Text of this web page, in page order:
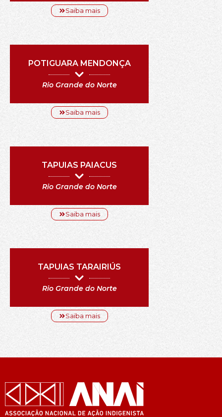
Saiba mais
POTIGUARA MENDONÇA
Rio Grande do Norte
Saiba mais
TAPUIAS PAIACUS
Rio Grande do Norte
Saiba mais
TAPUIAS TARAIRIÚS
Rio Grande do Norte
Saiba mais